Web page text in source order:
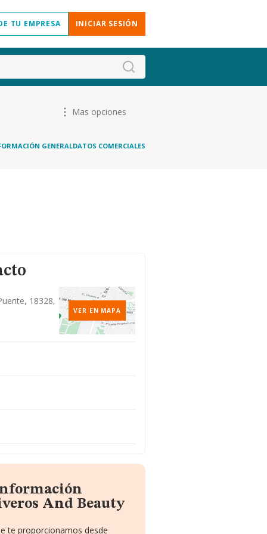
TU EMPRESA INICIAR SESIÓN
Mas opciones
GENERALDATOS COMERCIALES
18328,
VER EN MAPA
And Beauty
te proporcionamos desde